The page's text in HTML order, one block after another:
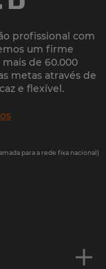
profissional com
um firme
de 60.000
metas através de
e flexível.
para a rede fixa nacional)